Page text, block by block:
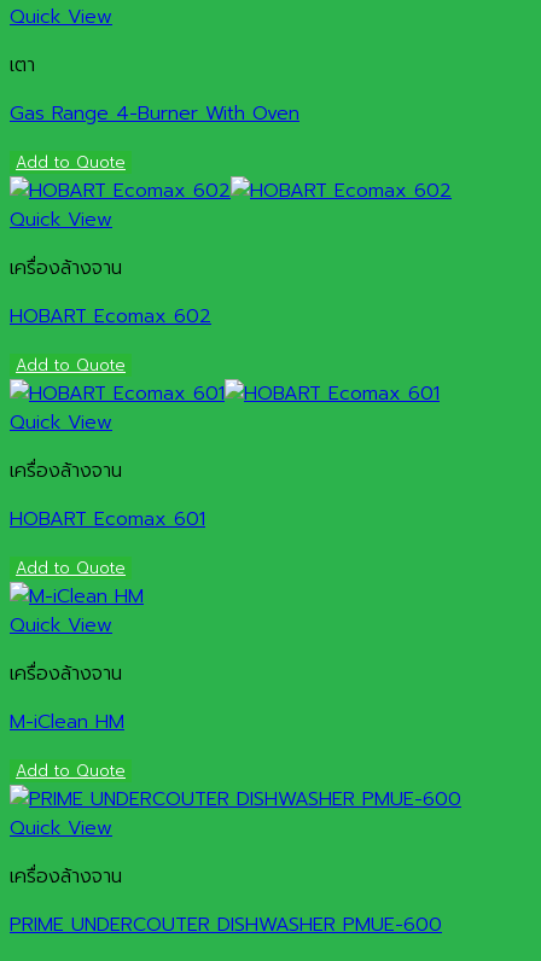
Quick View
เตา
Gas Range 4-Burner With Oven
Add to Quote
Quick View
เครื่องล้างจาน
HOBART Ecomax 602
Add to Quote
Quick View
เครื่องล้างจาน
HOBART Ecomax 601
Add to Quote
Quick View
เครื่องล้างจาน
M-iClean HM
Add to Quote
Quick View
เครื่องล้างจาน
PRIME UNDERCOUTER DISHWASHER PMUE-600